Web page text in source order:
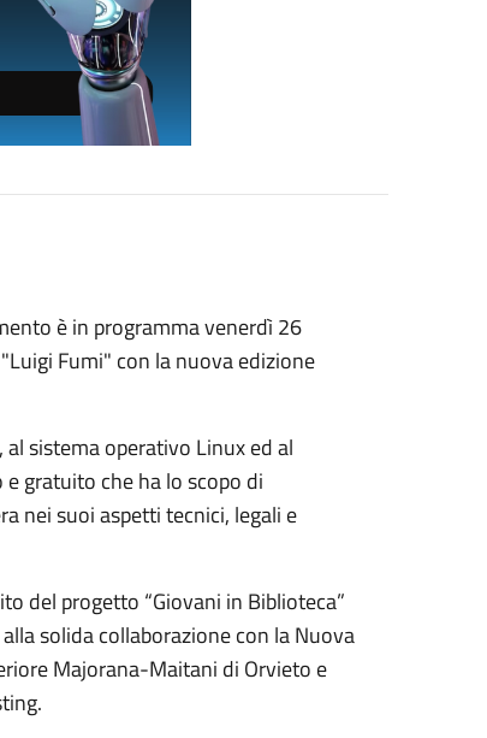
è in programma venerdì 26
Fumi" con la nuova edizione
sistema operativo Linux ed al
gratuito che ha lo scopo di
nei suoi aspetti tecnici, legali e
del progetto “Giovani in Biblioteca”
solida collaborazione con la Nuova
Majorana-Maitani di Orvieto e